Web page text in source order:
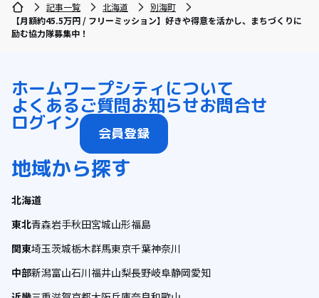
記事一覧 北海道
別海町
【月額約45.5万円 / フリーミッション】好きや得意を活かし、まちづくりに
励む協力隊募集中！
ホームワープシティについて
よくあるご質問お知らせお問合せ
ログイン 会員登録
地域から探す
北海道
東北青森岩手秋田宮城山形福島
関東埼玉茨城栃木群馬東京千葉神奈川
中部新潟富山石川福井山梨長野岐阜静岡愛知